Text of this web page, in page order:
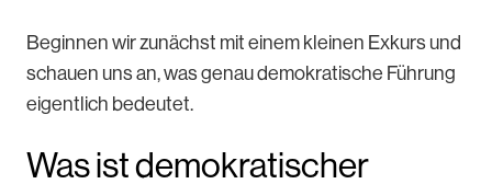
Beginnen wir zunächst mit einem kleinen Exkurs und
schauen uns an, was genau demokratische Führung
eigentlich bedeutet.
Was ist demokratischer